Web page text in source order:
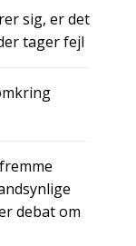
sig, er det
tager fejl
debat om